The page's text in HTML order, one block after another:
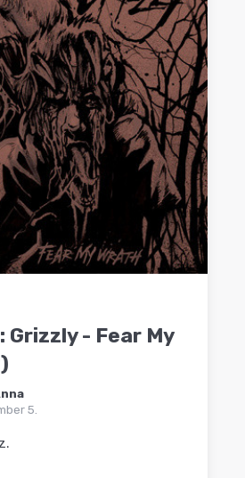
Grizzly - Fear My
5.